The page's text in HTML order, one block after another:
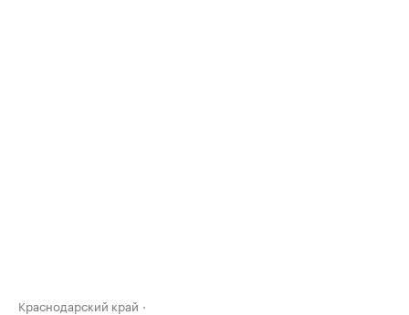
Краснодарский край